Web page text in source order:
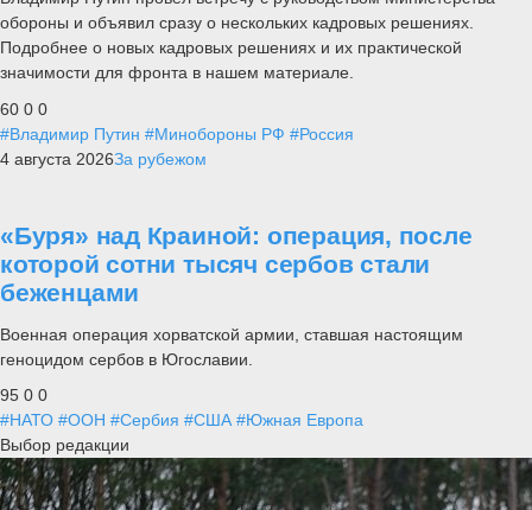
обороны и объявил сразу о нескольких кадровых решениях.
Подробнее о новых кадровых решениях и их практической
значимости для фронта в нашем материале.
60 0 0
#Владимир Путин #Минобороны РФ #Россия
4 августа 2026За рубежом
«Буря» над Краиной: операция, после
которой сотни тысяч сербов стали
беженцами
Военная операция хорватской армии, ставшая настоящим
геноцидом сербов в Югославии.
95 0 0
#НАТО #ООН #Сербия #США #Южная Европа
Выбор редакции